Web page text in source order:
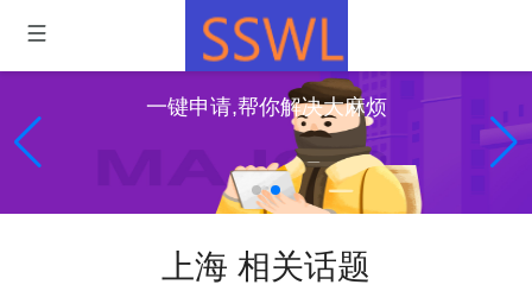
一键申请,帮你解决大麻烦
上海 相关话题